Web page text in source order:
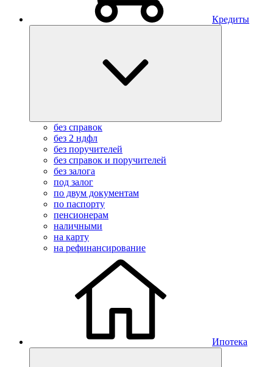
Кредиты
без справок
без 2 ндфл
без поручителей
без справок и поручителей
без залога
под залог
по двум документам
по паспорту
пенсионерам
наличными
на карту
на рефинансирование
Ипотека